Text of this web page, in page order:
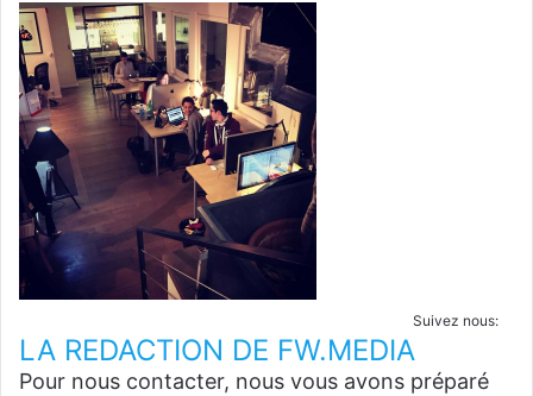
Suivez nous:
LA REDACTION DE FW.MEDIA
Pour nous contacter, nous vous avons préparé